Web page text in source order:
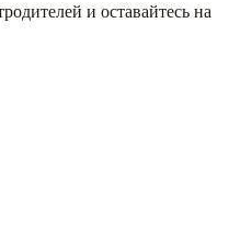
и оставайтесь на